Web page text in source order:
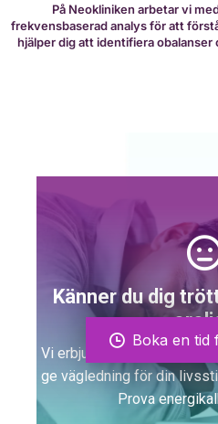
Boka en tid
På Neokliniken arbetar vi
frekvensbaserad analys för att
hjälper dig att identifiera
Känner du dig
Vi erbjuder icke-
ge vägledning för din
Prova